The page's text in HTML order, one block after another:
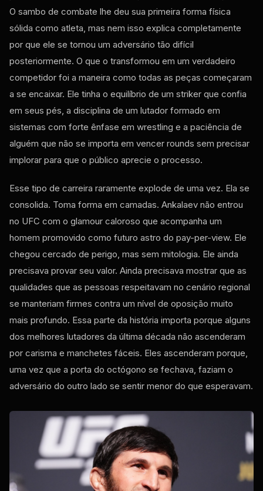
O sambo de combate lhe deu sua primeira forma física
sólida como atleta, mas nem isso explica completamente
por que ele se tornou um adversário tão difícil
posteriormente. O que o transformou em um verdadeiro
competidor foi a maneira como todas as peças começaram
a se encaixar. Ele tinha o equilíbrio de um striker que confia
em seus pés, a disciplina de um lutador formado em
sistemas com forte ênfase em wrestling e a paciência de
alguém que não se importa em vencer rounds sem precisar
implorar para que o público aprecie o processo.
Esse tipo de carreira raramente explode de uma vez. Ela se
consolida. Toma forma em camadas. Ankalaev não entrou
no UFC com o glamour caloroso que acompanha um
homem promovido como futuro astro do pay-per-view. Ele
chegou cercado de perigo, mas sem mitologia. Ele ainda
precisava provar seu valor. Ainda precisava mostrar que as
qualidades que as pessoas respeitavam no cenário regional
se manteriam firmes contra um nível de oposição muito
mais profundo. Essa parte da história importa porque alguns
dos melhores lutadores da última década não ascenderam
por carisma e manchetes fáceis. Eles ascenderam porque,
uma vez que a porta do octógono se fechava, faziam o
adversário do outro lado se sentir menor do que esperavam.